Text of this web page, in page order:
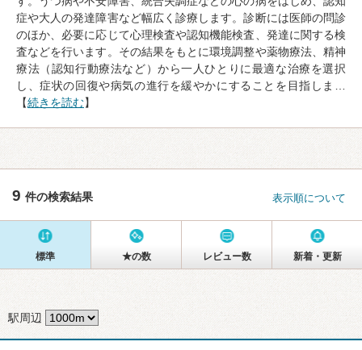
症や大人の発達障害など幅広く診療します。診断には医師の問診
のほか、必要に応じて心理検査や認知機能検査、発達に関する検
査などを行います。その結果をもとに環境調整や薬物療法、精神
療法（認知行動療法など）から一人ひとりに最適な治療を選択
し、症状の回復や病気の進行を緩やかにすることを目指しま…
【続きを読む】
9 件の検索結果 表示順について
標準 ★の数 レビュー数 新着・更新
駅周辺